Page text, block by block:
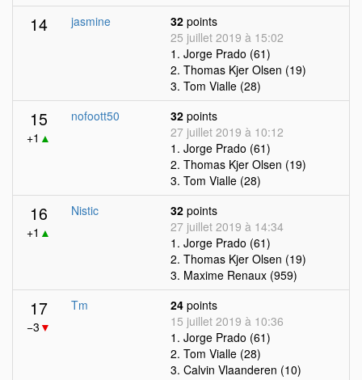
14 jasmine 32 points
25 juillet 2019 à 15:02
1. Jorge Prado (61)
2. Thomas Kjer Olsen (19)
3. Tom Vialle (28)
15
+1 ▲
nofoott50 32 points
27 juillet 2019 à 10:12
1. Jorge Prado (61)
2. Thomas Kjer Olsen (19)
3. Tom Vialle (28)
16
+1 ▲
Nistic 32 points
27 juillet 2019 à 14:34
1. Jorge Prado (61)
2. Thomas Kjer Olsen (19)
3. Maxime Renaux (959)
17
−3 ▼
Tm 24 points
15 juillet 2019 à 10:36
1. Jorge Prado (61)
2. Tom Vialle (28)
3. Calvin Vlaanderen (10)